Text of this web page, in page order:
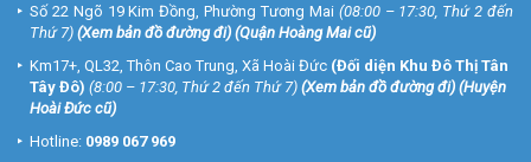
Số 22 Ngõ 19 Kim Đồng, Phường Tương Mai (08:00 – 17:30, Thứ 2 đến
Thứ 7) (Xem bản đồ đường đi) (Quận Hoàng Mai cũ)
Km17+, QL32, Thôn Cao Trung, Xã Hoài Đức (Đối diện Khu Đô Thị Tân
Tây Đô) (8:00 – 17:30, Thứ 2 đến Thứ 7) (Xem bản đồ đường đi) (Huyện
Hoài Đức cũ)
Hotline: 0989 067 969